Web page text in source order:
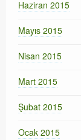
Haziran 2015
Mayıs 2015
Nisan 2015
Mart 2015
Şubat 2015
Ocak 2015